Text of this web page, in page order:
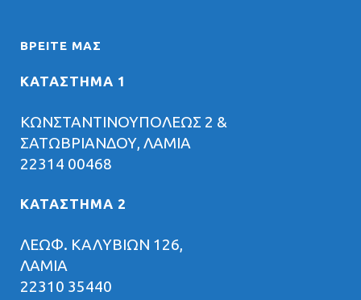
ΒΡΕΊΤΕ ΜΑΣ
ΚΑΤΑΣΤΗΜΑ 1
ΚΩΝΣΤΑΝΤΙΝΟΥΠΟΛΕΩΣ 2 &
ΣΑΤΩΒΡΙΑΝΔΟΥ, ΛΑΜΙΑ
22314 00468
ΚΑΤΑΣΤΗΜΑ 2
ΛΕΩΦ. ΚΑΛΥΒΙΩΝ 126,
ΛΑΜΙΑ
22310 35440